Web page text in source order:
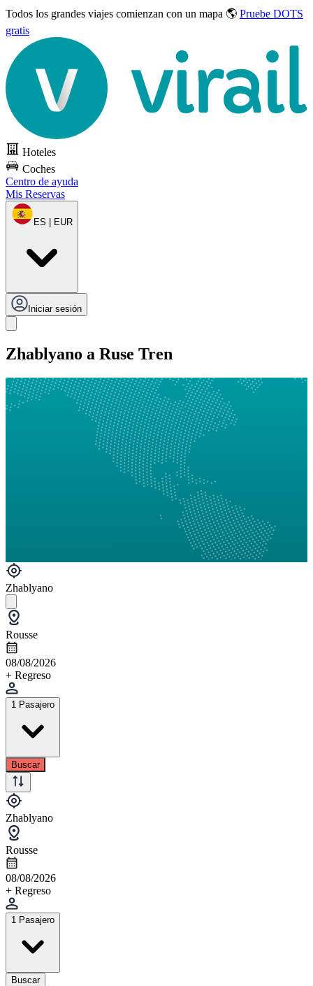
Todos los grandes viajes comienzan con un mapa 🌎 Pruebe DOTS
gratis
Hoteles
Coches
Centro de ayuda
Mis Reservas
ES | EUR
Iniciar sesión
Zhablyano a Ruse Tren
Zhablyano
Rousse
08/08/2026
+ Regreso
1 Pasajero
Buscar
Zhablyano
Rousse
08/08/2026
+ Regreso
1 Pasajero
Buscar